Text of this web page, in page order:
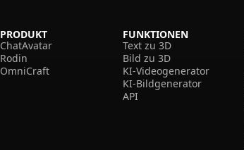
PRODUKT
ChatAvatar
Rodin
OmniCraft
FUNKTIONEN
Text zu 3D
Bild zu 3D
KI-Videogenerator
KI-Bildgenerator
API